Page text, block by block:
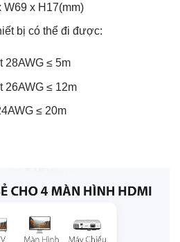
x H17(mm)
bị có thể đi được:
28AWG ≤ 5m
26AWG ≤ 12m
≤ 20m